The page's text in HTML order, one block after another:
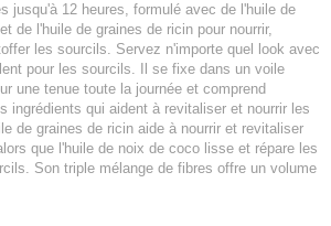
jusqu'à 12 heures, formulé avec de l'huile de
de l'huile de graines de ricin pour nourrir,
les sourcils. Servez n'importe quel look avec
pour les sourcils. Il se fixe dans un voile
une tenue toute la journée et comprend
ingrédients qui aident à revitaliser et nourrir les
de graines de ricin aide à nourrir et revitaliser
que l'huile de noix de coco lisse et répare les
Son triple mélange de fibres offre un volume